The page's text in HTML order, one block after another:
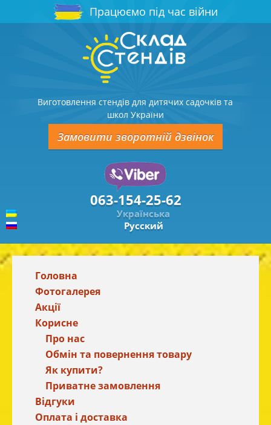
Працюємо під час війни
Виготовлення стендів для дитячих садочків та
школ України
Замовити зворотній дзвінок
063-154-25-62
Українська
Русский
Головна
Фотогалерея
Акції
Корисне
Про нас
Обмін та повернення товару
Як купити?
Приватне замовлення
Відгуки
Оплата і доставка